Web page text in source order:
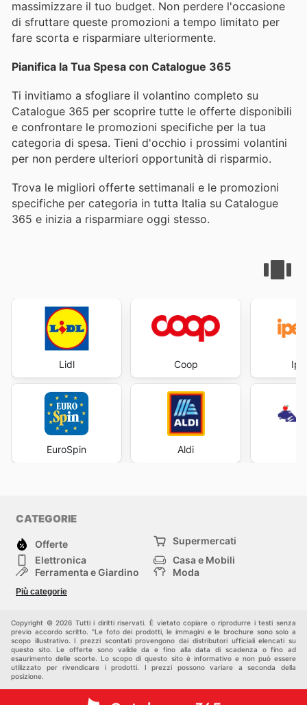
massimizzare il tuo budget. Non perdere l'occasione
di sfruttare queste promozioni a tempo limitato per
fare scorta e risparmiare ulteriormente.
Pianifica la Tua Spesa con Catalogue 365
Ti invitiamo a sfogliare il volantino completo su
Catalogue 365 per scoprire tutte le offerte disponibili
e confrontare le promozioni specifiche per la tua
categoria di spesa. Tieni d'occhio i prossimi volantini
per non perdere ulteriori opportunità di risparmio.
Trova le migliori offerte settimanali e le promozioni
specifiche per categoria in tutta Italia su Catalogue
365 e inizia a risparmiare oggi stesso.
Lidl
EuroSpin
Coop
Aldi
CATEGORIE
Offerte
Supermercati
Elettronica
Casa e Mobili
Ferramenta e Giardino
Moda
Bambini e Neonati
Più categorie
Copyright © 2026 Tutti i diritti riservati. È vietato copiare o riprodurre i testi senza
previo accordo scritto. "Le foto dei prodotti, le immagini e le brochure sono solo a
scopo illustrativo. I prezzi scontati provengono dai distributori ufficiali elencati su
questo sito. Le offerte sono valide da e fino alla data di scadenza o fino ad
esaurimento delle scorte. Lo scopo di questo sito è informativo e non può essere
utilizzato per rivendicare i prodotti. I prezzi possono variare a seconda della
posizione.